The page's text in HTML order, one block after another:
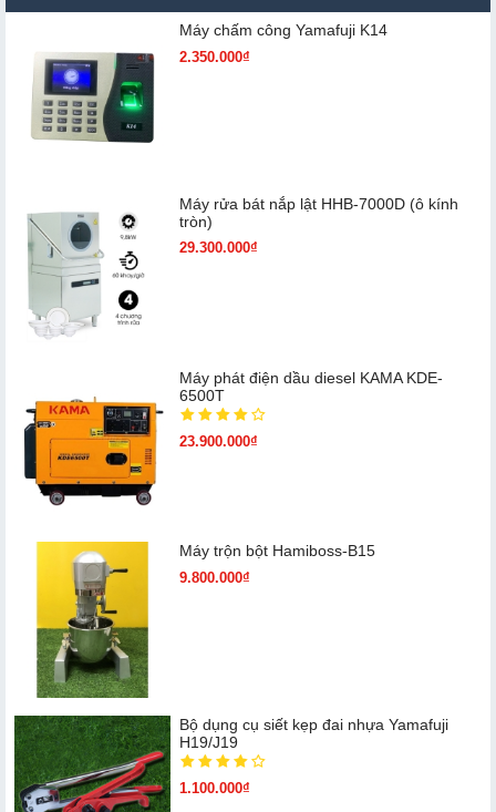
Máy chấm cô​ng Yamafuji K14
2.350.000₫
Máy rửa bát nắp lật HHB-7000D (ô kính
tròn)
29.300.000₫
Máy phát điện dầu diesel KAMA KDE-
6500T
23.900.000₫
Máy trộn bột Hamiboss-B15
9.800.000₫
Bộ dụng cụ siết kẹp đai nhựa Yamafuji
H19/J19
1.100.000₫